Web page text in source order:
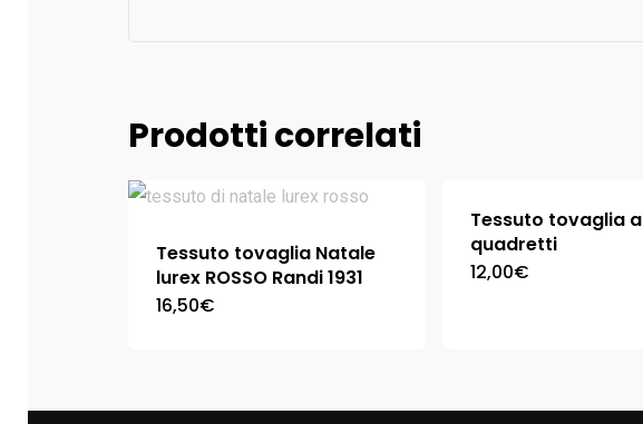
Prodotti correlati
Tessuto tovaglia Natale
lurex ROSSO Randi 1931
16,50€
Tessuto tovaglia a
quadretti
12,00€